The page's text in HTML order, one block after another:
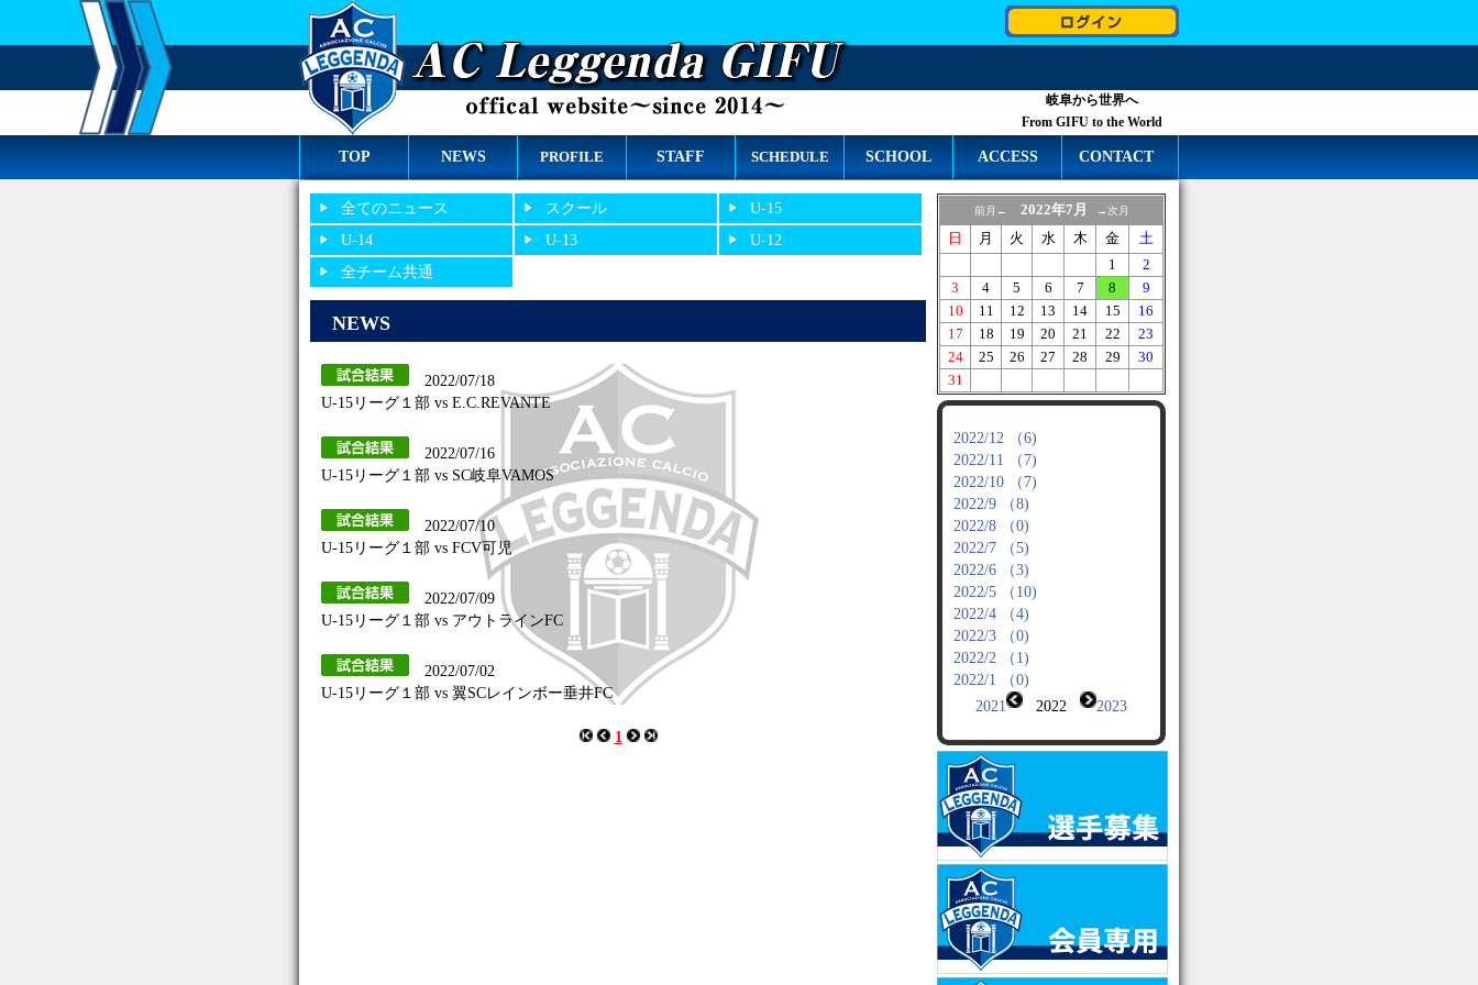
岐阜から世界へ
From GIFU to the World
TOP NEWS PROFILE STAFF SCHEDULE SCHOOL ACCESS CONTACT
全てのニュース スクール
U-15
U-14
U-13
U-12
全チーム共通
NEWS
2022/07/18
U-15リーグ１部 vs E.C.REVANTE
2022/07/16
U-15リーグ１部 vs SC岐阜VAMOS
2022/07/10
U-15リーグ１部 vs FCV可児
2022/07/09
U-15リーグ１部 vs アウトラインFC
2022/07/02
U-15リーグ１部 vs 翼SCレインボー垂井FC
1
前月← 2022年7月 →次月
日 月 火 水 木 金
土
1
2
3
4 5 6 7 8
9
10
11 12 13 14 15
16
17
18 19 20 21 22
23
24
25 26 27 28 29
30
31
2022/12 （6)
2022/11 （7)
2022/10 （7)
2022/9 （8)
2022/8 （0)
2022/7 （5)
2022/6 （3)
2022/5 （10)
2022/4 （4)
2022/3 （0)
2022/2 （1)
2022/1 （0)
2021
2022 2023